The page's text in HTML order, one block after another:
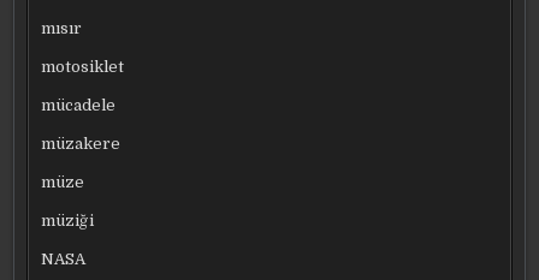
mısır
motosiklet
mücadele
müzakere
müze
müziği
NASA